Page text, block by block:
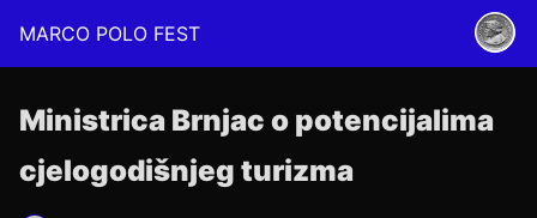
MARCO POLO FEST
Ministrica Brnjac o potencijalima
cjelogodišnjeg turizma